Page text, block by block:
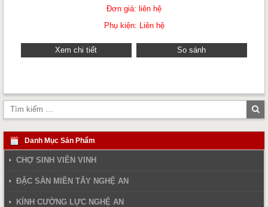
Đơn giá: liên hệ
Phụ kiện: Liên hệ
Xem chi tiết So sánh
Danh Mục Sản Phẩm
CHỢ SINH VIÊN VINH
ĐẶC SẢN MIỀN TÂY NGHỆ AN
KÍNH CƯỜNG LỰC NGHỆ AN